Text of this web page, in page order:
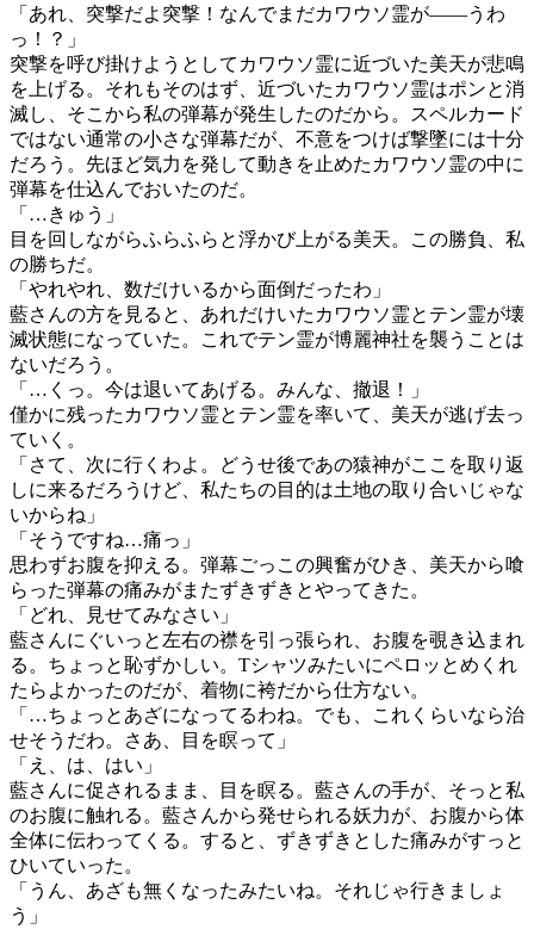
「あれ、突撃だよ突撃！なんでまだカワウソ霊が――うわ
っ！？」
突撃を呼び掛けようとしてカワウソ霊に近づいた美天が悲鳴
を上げる。それもそのはず、近づいたカワウソ霊はポンと消
滅し、そこから私の弾幕が発生したのだから。スペルカード
ではない通常の小さな弾幕だが、不意をつけば撃墜には十分
だろう。先ほど気力を発して動きを止めたカワウソ霊の中に
弾幕を仕込んでおいたのだ。
「…きゅう」
目を回しながらふらふらと浮かび上がる美天。この勝負、私
の勝ちだ。
「やれやれ、数だけいるから面倒だったわ」
藍さんの方を見ると、あれだけいたカワウソ霊とテン霊が壊
滅状態になっていた。これでテン霊が博麗神社を襲うことは
ないだろう。
「…くっ。今は退いてあげる。みんな、撤退！」
僅かに残ったカワウソ霊とテン霊を率いて、美天が逃げ去っ
ていく。
「さて、次に行くわよ。どうせ後であの猿神がここを取り返
しに来るだろうけど、私たちの目的は土地の取り合いじゃな
いからね」
「そうですね…痛っ」
思わずお腹を抑える。弾幕ごっこの興奮がひき、美天から喰
らった弾幕の痛みがまたずきずきとやってきた。
「どれ、見せてみなさい」
藍さんにぐいっと左右の襟を引っ張られ、お腹を覗き込まれ
る。ちょっと恥ずかしい。Tシャツみたいにペロッとめくれ
たらよかったのだが、着物に袴だから仕方ない。
「…ちょっとあざになってるわね。でも、これくらいなら治
せそうだわ。さあ、目を瞑って」
「え、は、はい」
藍さんに促されるまま、目を瞑る。藍さんの手が、そっと私
のお腹に触れる。藍さんから発せられる妖力が、お腹から体
全体に伝わってくる。すると、ずきずきとした痛みがすっと
ひいていった。
「うん、あざも無くなったみたいね。それじゃ行きましょ
う」